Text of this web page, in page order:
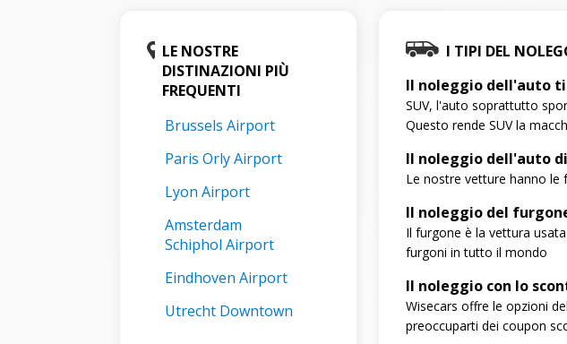
LE NOSTRE
DISTINAZIONI PIÙ
FREQUENTI
Brussels Airport
Paris Orly Airport
Lyon Airport
Amsterdam
Schiphol Airport
Eindhoven Airport
Utrecht Downtown
I TIPI DEL
Il noleggio dell'auto
SUV, l'auto soprattutto
Questo rende SUV la
Il noleggio dell'auto
Le nostre vetture hanno le
Il noleggio del
Il furgone è la vettura
furgoni in tutto il mondo
Il noleggio con lo
Wisecars offre le opzioni
preoccuparti dei coupon